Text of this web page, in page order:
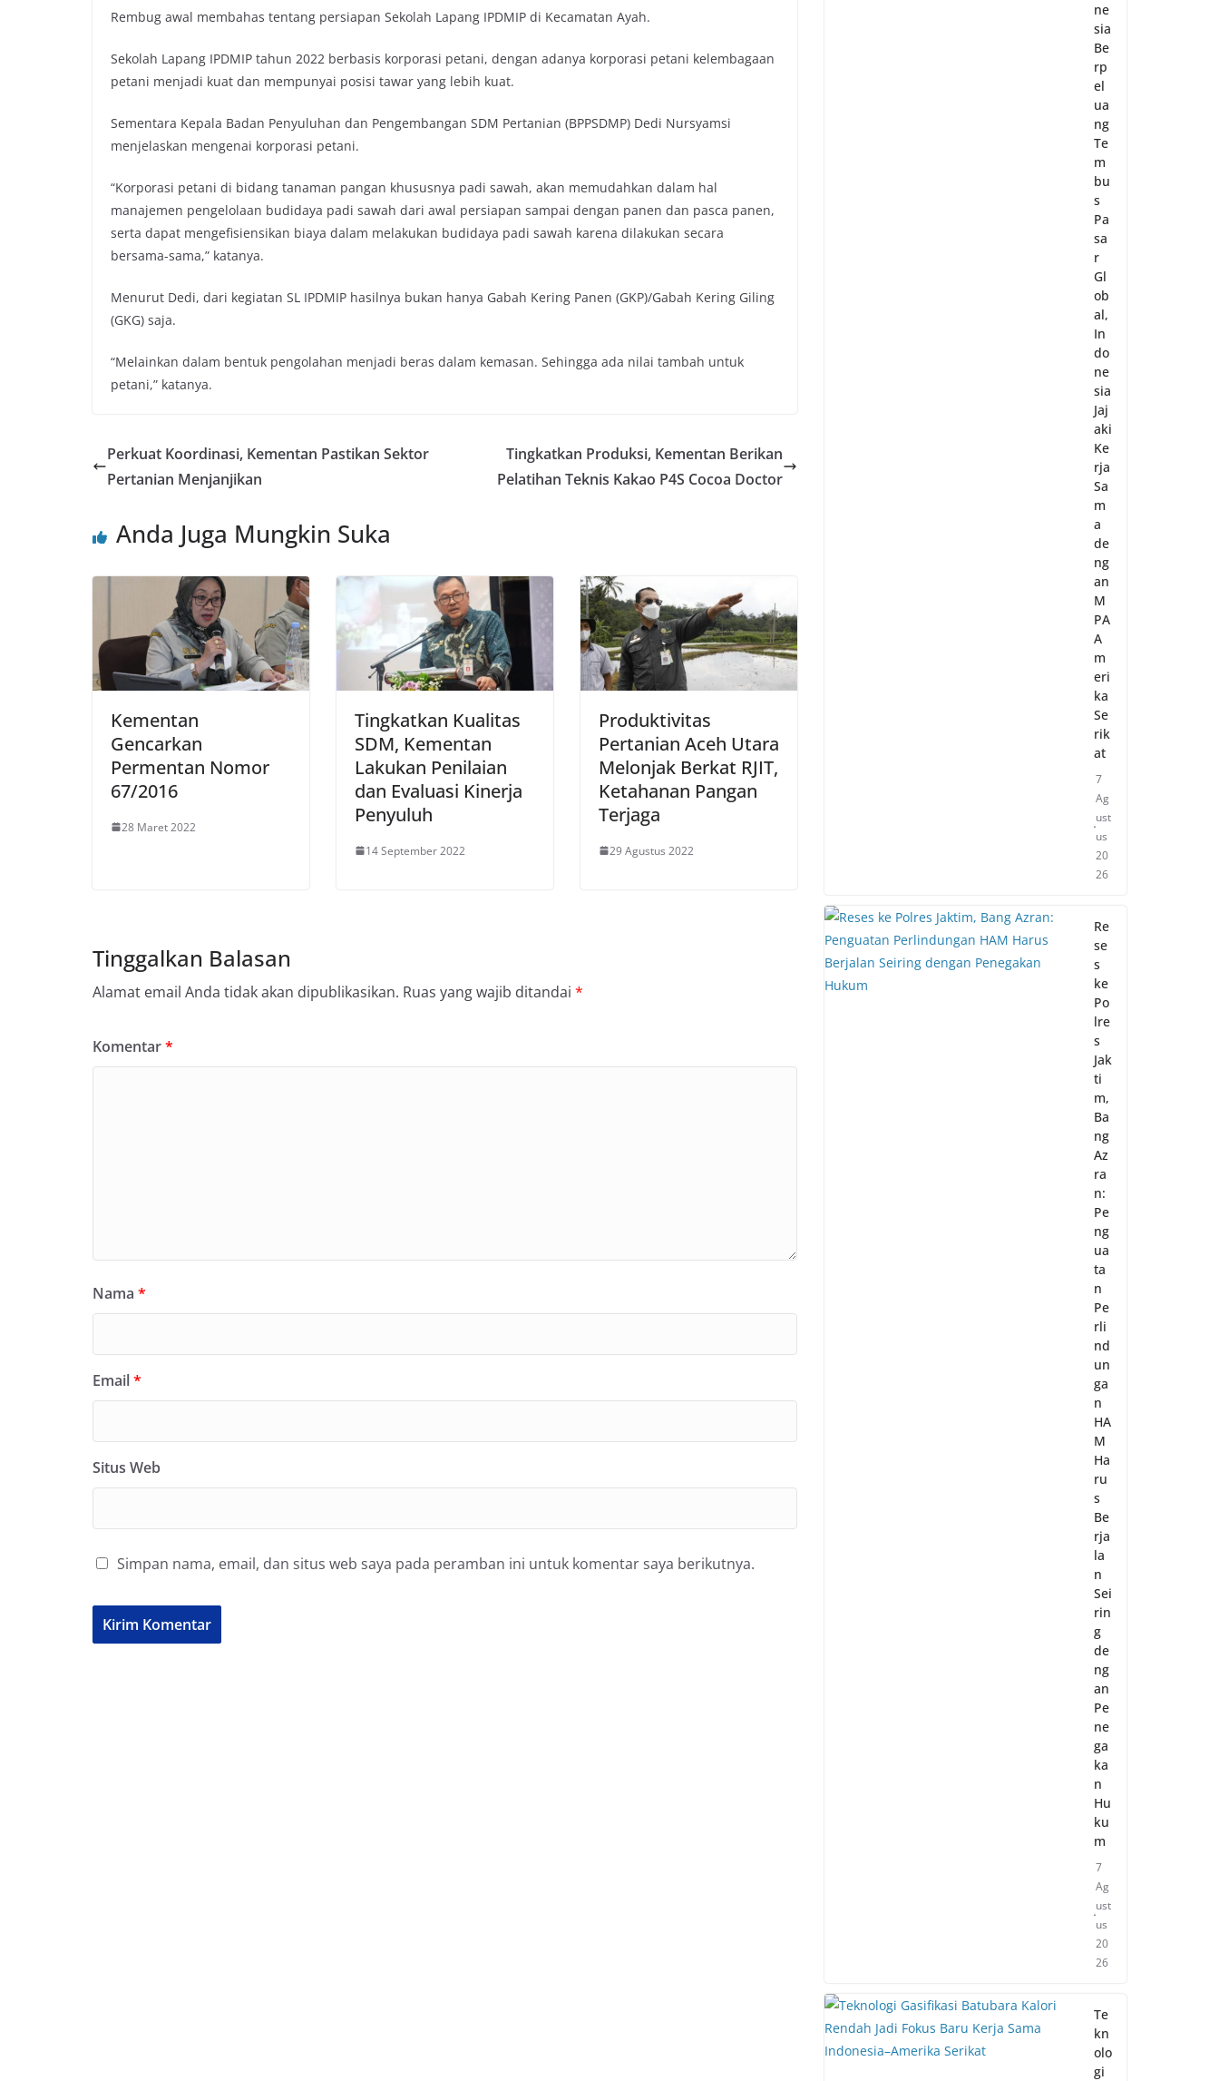
Rembug awal membahas tentang persiapan Sekolah Lapang IPDMIP di Kecamatan Ayah.
Sekolah Lapang IPDMIP tahun 2022 berbasis korporasi petani, dengan adanya korporasi petani kelembagaan
petani menjadi kuat dan mempunyai posisi tawar yang lebih kuat.
Sementara Kepala Badan Penyuluhan dan Pengembangan SDM Pertanian (BPPSDMP) Dedi Nursyamsi
menjelaskan mengenai korporasi petani.
“Korporasi petani di bidang tanaman pangan khususnya padi sawah, akan memudahkan dalam hal
manajemen pengelolaan budidaya padi sawah dari awal persiapan sampai dengan panen dan pasca panen,
serta dapat mengefisiensikan biaya dalam melakukan budidaya padi sawah karena dilakukan secara
bersama-sama,” katanya.
Menurut Dedi, dari kegiatan SL IPDMIP hasilnya bukan hanya Gabah Kering Panen (GKP)/Gabah Kering Giling
(GKG) saja.
“Melainkan dalam bentuk pengolahan menjadi beras dalam kemasan. Sehingga ada nilai tambah untuk
petani,” katanya.
Perkuat Koordinasi, Kementan Pastikan Sektor
Pertanian Menjanjikan
Tingkatkan Produksi, Kementan Berikan
Pelatihan Teknis Kakao P4S Cocoa Doctor
Anda Juga Mungkin Suka
Kementan
Gencarkan
Permentan Nomor
67/2016
28 Maret 2022
Tingkatkan Kualitas
SDM, Kementan
Lakukan Penilaian
dan Evaluasi Kinerja
Penyuluh
14 September 2022
Produktivitas
Pertanian Aceh Utara
Melonjak Berkat RJIT,
Ketahanan Pangan
Terjaga
29 Agustus 2022
Tinggalkan Balasan
Alamat email Anda tidak akan dipublikasikan. Ruas yang wajib ditandai *
Komentar*
Nama *
Email*
Situs Web
Simpan nama, email, dan situs web saya pada peramban ini untuk komentar saya berikutnya.
ne
sia
Be
rp
el
ua
ng
Te
m
bu
s
Pa
sa
r
Gl
ob
al,
In
do
ne
sia
Jaj
aki
Ke
rja
Sa
m
a
de
ng
an
M
PA
A
m
eri
ka
Se
rik
at
7
Ag
ust
us
20
26
Re
se
s
ke
Po
lre
s
Jak
ti
m,
Ba
ng
Az
ra
n:
Pe
ng
ua
ta
n
Pe
rli
nd
un
ga
n
HA
M
Ha
ru
s
Be
rja
la
n
Sei
rin
g
de
ng
an
Pe
ne
ga
ka
n
Hu
ku
m
7
Ag
ust
us
20
26
Te
kn
olo
gi